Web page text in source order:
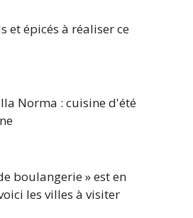
et épicés à réaliser ce
Norma : cuisine d'été
boulangerie » est en
les villes à visiter